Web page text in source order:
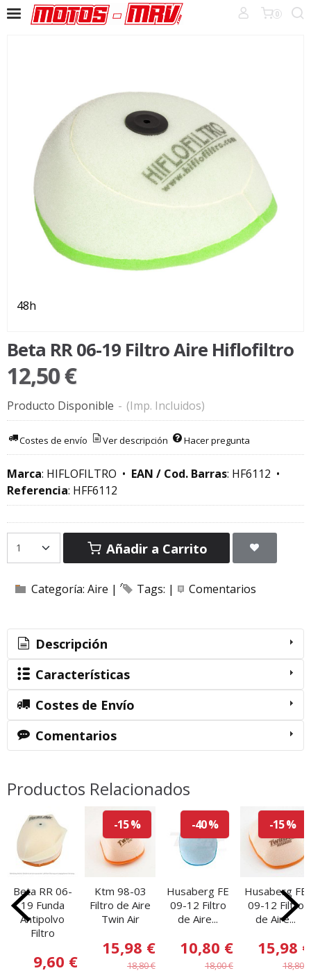
0
48h
Beta RR 06-19 Filtro Aire Hiflofiltro
12,50 €
Producto Disponible - (Imp. Incluidos)
Costes de envío Ver descripción Hacer pregunta
Marca: HIFLOFILTRO • EAN / Cod. Barras: HF6112 •
Referencia: HFF6112
Añadir a Carrito
Categoría: Aire | Tags: | Comentarios
Descripción
Características
Costes de Envío
Comentarios
Productos Relacionados
Beta RR 06-
19 Funda
Antipolvo
Filtro
9,60 €
-15 %
Ktm 98-03
Filtro de Aire
Twin Air
15,98 €
18,80 €
-40 %
Husaberg FE
09-12 Filtro
de Aire...
10,80 €
18,00 €
-15 %
Husaberg FE
09-12 Filtro
de Aire...
15,98 €
18,80 €